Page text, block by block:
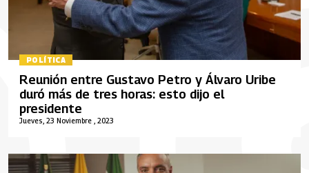
POLÍTICA
Jueves, 23 Noviembre , 2023
Reunión entre Gustavo Petro y Álvaro Uribe
duró más de tres horas: esto dijo el
presidente